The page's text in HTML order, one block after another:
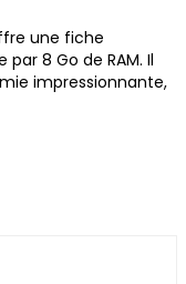
une fiche
8 Go de RAM. Il
impressionnante,